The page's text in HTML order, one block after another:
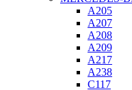
A205
A207
A208
A209
A217
A238
C117